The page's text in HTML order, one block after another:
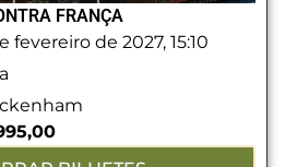
FRANÇA
fevereiro de 2027, 15:10